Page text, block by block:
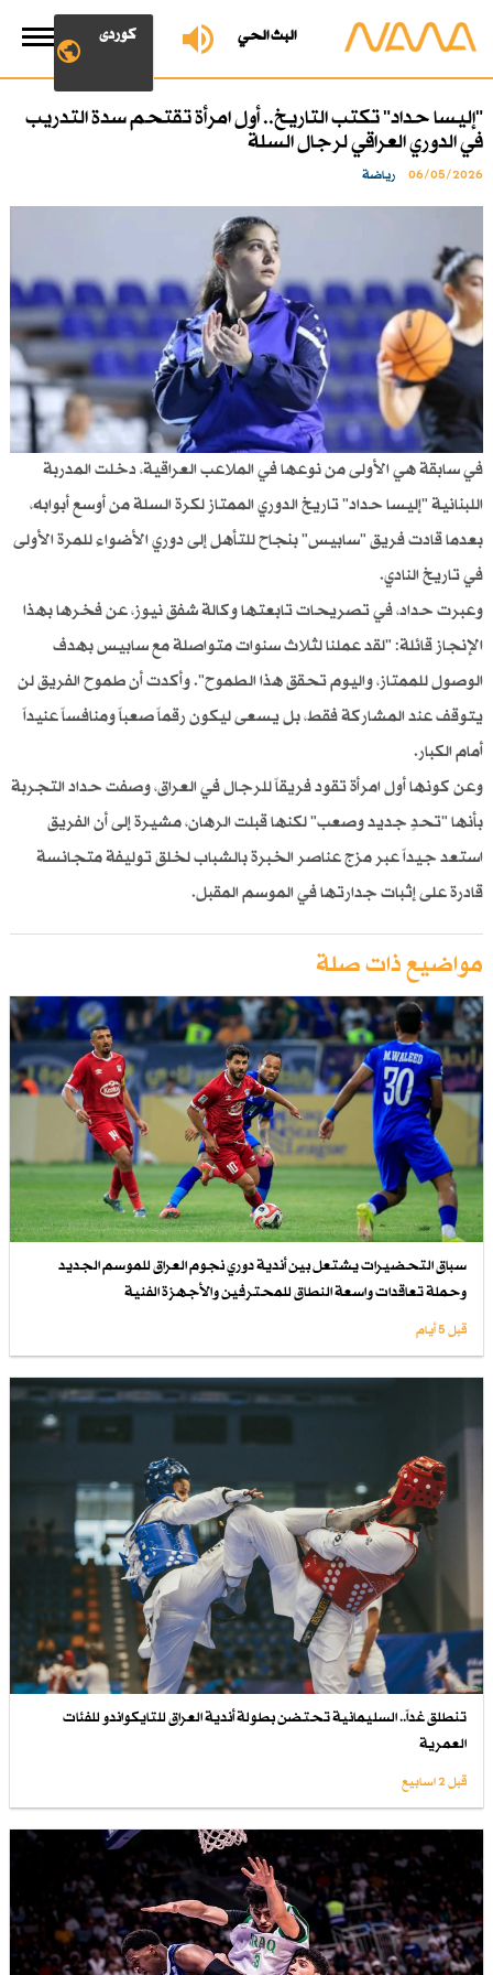
البث الحي کوردی
"إليسا حداد" تكتب التاريخ.. أول امرأة تقتحم سدة التدريب
في الدوري العراقي لرجال السلة
06/05/2026 رياضة
في سابقة هي الأولى من نوعها في الملاعب العراقية، دخلت المدربة
اللبنانية "إليسا حداد" تاريخ الدوري الممتاز لكرة السلة من أوسع أبوابه،
بعدما قادت فريق "سابيس" بنجاح للتأهل إلى دوري الأضواء للمرة الأولى
في تاريخ النادي.
وعبرت حداد، في تصريحات تابعتها وكالة شفق نيوز، عن فخرها بهذا
الإنجاز قائلة: "لقد عملنا لثلاث سنوات متواصلة مع سابيس بهدف
الوصول للممتاز، واليوم تحقق هذا الطموح". وأكدت أن طموح الفريق لن
يتوقف عند المشاركة فقط، بل يسعى ليكون رقماً صعباً ومنافساً عنيداً
أمام الكبار.
وعن كونها أول امرأة تقود فريقاً للرجال في العراق، وصفت حداد التجربة
بأنها "تحدٍ جديد وصعب" لكنها قبلت الرهان، مشيرة إلى أن الفريق
استعد جيداً عبر مزج عناصر الخبرة بالشباب لخلق توليفة متجانسة
قادرة على إثبات جدارتها في الموسم المقبل.
مواضيع ذات صلة
سباق التحضيرات يشتعل بين أندية دوري نجوم العراق للموسم الجديد
وحملة تعاقدات واسعة النطاق للمحترفين والأجهزة الفنية
قبل 5 أيام
تنطلق غداً.. السليمانية تحتضن بطولة أندية العراق للتايكواندو للفئات
العمرية
قبل 2 اسابیع